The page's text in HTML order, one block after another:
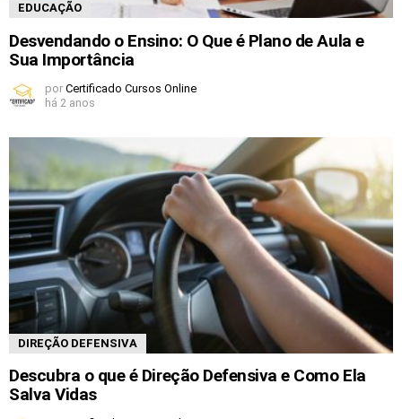
EDUCAÇÃO
Desvendando o Ensino: O Que é Plano de Aula e
Sua Importância
por Certificado Cursos Online
há 2 anos
DIREÇÃO DEFENSIVA
Descubra o que é Direção Defensiva e Como Ela
Salva Vidas